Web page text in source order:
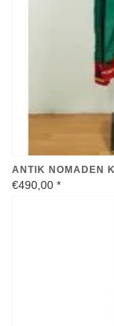
ANTIK NOMADEN
€490,00*